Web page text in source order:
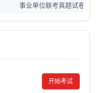
事业单位联考真题试卷
开始考试